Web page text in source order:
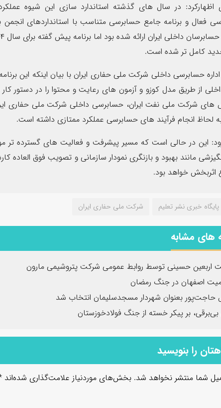
فعال و برنامه جامع حسابرسی متناسب با استانداردهای انجمن
کامل تر شده است.
حسابرسی داخلی شرکت ملی حفاری ایران با بیان اینکه این
از طریق مدل کوزو و آزمون های رعایت و محتوا را در دستور
شرکت ملی نفت ایران، حسابرسی داخلی شرکت ملی حفاری
لحاظ انجام فرآیند های حسابرسی عملکرد ممتازی داشته است.
این در حالی است که مسیر پیشرفت و فعالیت های گسترده تر
مانند بهبود و بازنگری نمودار سازمانی و تصویب فوق العاده
اثربخش خواهد بود.
پایگاه خبری نشر تعلیم شرکت ملی حفاری ایران
های مشابه
اربعین حسینی توسط روابط عمومی شرکت پتروشیمی مارون
اصفهان در جنگ رمضان
بعنوان شهردار مسجدسلیمان انتخاب شد
بر پیکر خسته‌ از جنگ فولادخوزستان
را بنویسید
شما منتشر نخواهد شد. بخش‌های موردنیاز علامت‌گذاری شده‌اند